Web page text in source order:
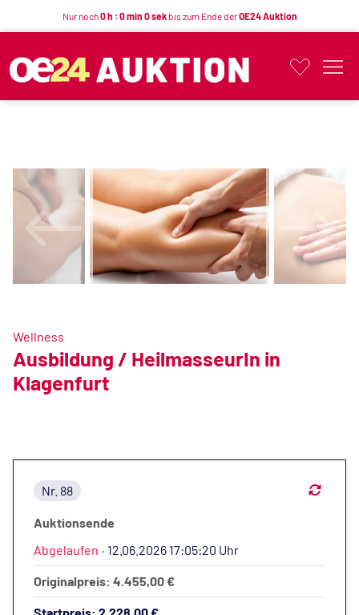
Nur noch0 h : 0 min 0 sekbis zum Ende derOE24 Auktion
Wellness
Ausbildung / HeilmasseurIn in
Klagenfurt
Nr. 88
Auktionsende
Abgelaufen · 12.06.2026 17:05:20 Uhr
Originalpreis: 4.455,00 €